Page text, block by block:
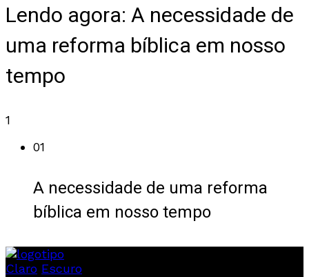
Lendo agora: A necessidade de
uma reforma bíblica em nosso
tempo
1
01
A necessidade de uma reforma
bíblica em nosso tempo
Claro Escuro